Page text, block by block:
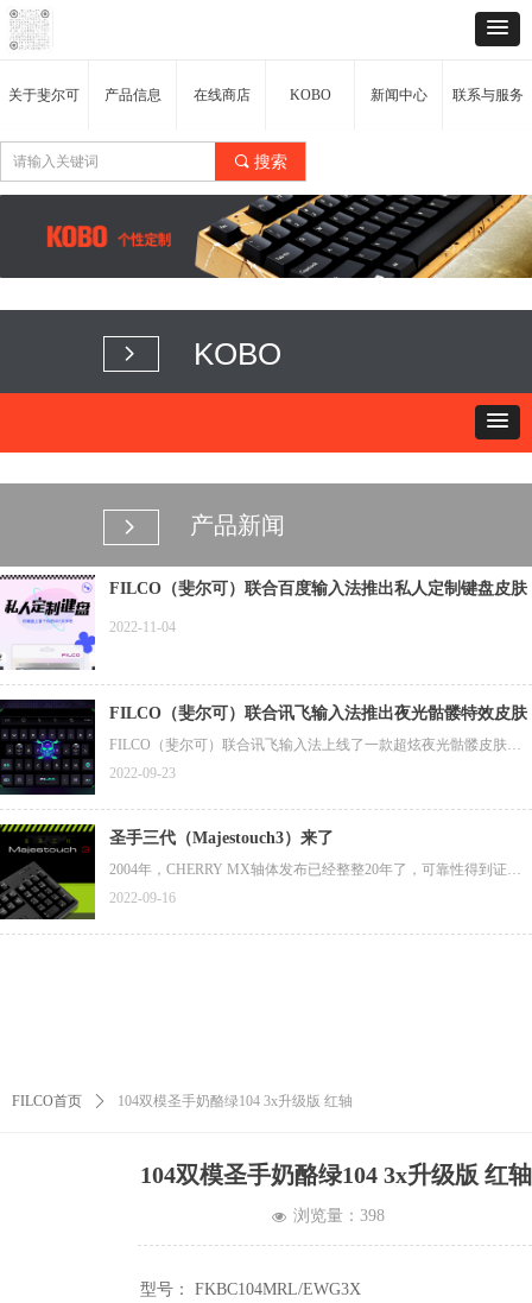
끠 搜索
关于斐尔可 产品信息 在线商店 KOBO 新闻中心 联系与服务
FILCO首页 ꄲ 104双模圣手奶酪绿104 3x升级版 红轴
104双模圣手奶酪绿104 3x升级版 红轴
型号： FKBC104MRL/EWG3X
KOBO
넲
넲 产品新闻
FILCO（斐尔可）联合百度输入法推出私人定制键盘皮肤
2022-11-04
FILCO（斐尔可）联合讯飞输入法推出夜光骷髅特效皮肤
FILCO（斐尔可）联合讯飞输入法上线了一款超炫夜光骷髅皮肤，
斐尔可粉丝专属1分钱限时兑换活动正在进行中（此款皮肤原价12
示方法进行兑换。（兑换码链接在图片下方，目前1分钱兑换活动仅
支持安卓平台）
2022-09-23
圣手三代（Majestouch3）来了
2004年，CHERRY MX轴体发布已经整整20年了，可靠性得到证
实，评价也越来越高，但在世界范围内，采用CHERRY MX轴体的
h）键盘诞生了，其搭载了德国CHERRY公司的MX轴体，作为斐尔
2022-09-16
넶 浏览量： 398